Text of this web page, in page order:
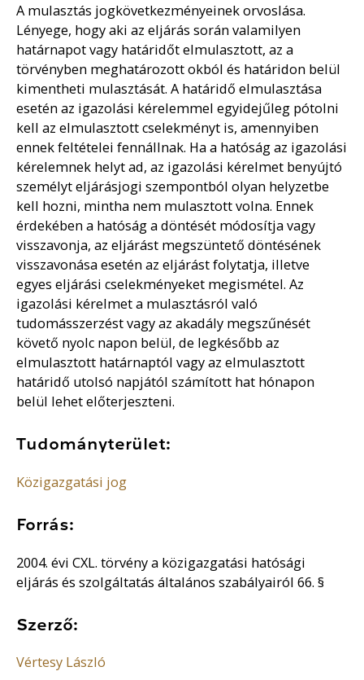
A mulasztás jogkövetkezményeinek orvoslása.
Lényege, hogy aki az eljárás során valamilyen
határnapot vagy határidőt elmulasztott, az a
törvényben meghatározott okból és határidon belül
kimentheti mulasztását. A határidő elmulasztása
esetén az igazolási kérelemmel egyidejűleg pótolni
kell az elmulasztott cselekményt is, amennyiben
ennek feltételei fennállnak. Ha a hatóság az igazolási
kérelemnek helyt ad, az igazolási kérelmet benyújtó
személyt eljárásjogi szempontból olyan helyzetbe
kell hozni, mintha nem mulasztott volna. Ennek
érdekében a hatóság a döntését módosítja vagy
visszavonja, az eljárást megszüntető döntésének
visszavonása esetén az eljárást folytatja, illetve
egyes eljárási cselekményeket megismétel. Az
igazolási kérelmet a mulasztásról való
tudomásszerzést vagy az akadály megszűnését
követő nyolc napon belül, de legkésőbb az
elmulasztott határnaptól vagy az elmulasztott
határidő utolsó napjától számított hat hónapon
belül lehet előterjeszteni.
Tudományterület:
Közigazgatási jog
Forrás:
2004. évi CXL. törvény a közigazgatási hatósági
eljárás és szolgáltatás általános szabályairól 66. §
Szerző:
Vértesy László